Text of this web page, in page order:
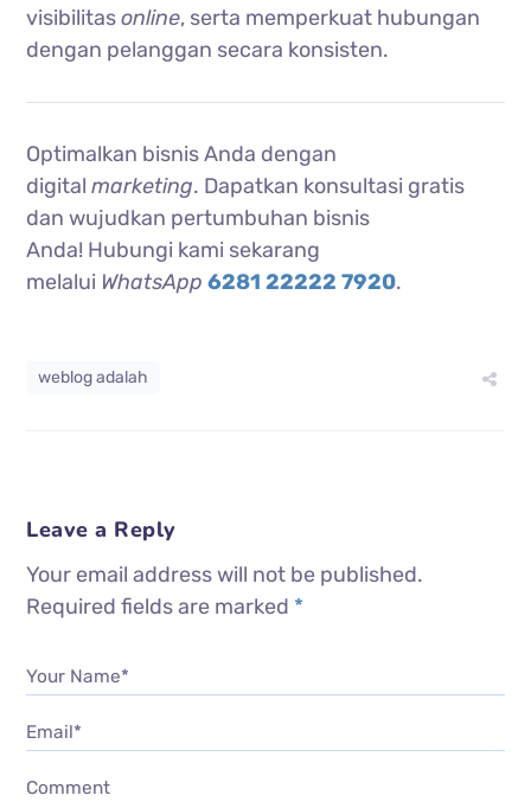
visibilitasonline, serta memperkuat hubungan
dengan pelanggan secara konsisten.
Optimalkan bisnis Anda dengan
digitalmarketing. Dapatkan konsultasi gratis
dan wujudkan pertumbuhan bisnis
Anda! Hubungi kami sekarang
melalui WhatsApp 6281 22222 7920.
weblog adalah
Leave a Reply
Your email address will not be published.
Required fields are marked *
Your Name*
Email*
Comment